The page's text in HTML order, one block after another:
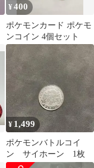
¥400
ポケモンカード ポケモ
ンコイン 4個セット
¥ 1,499
ポケモンバトルコイ
ン サイホーン 1枚